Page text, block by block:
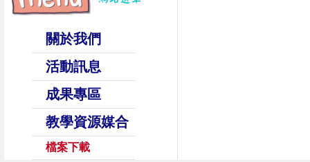
關於我們
活動訊息
成果專區
教學資源媒合
檔案下載